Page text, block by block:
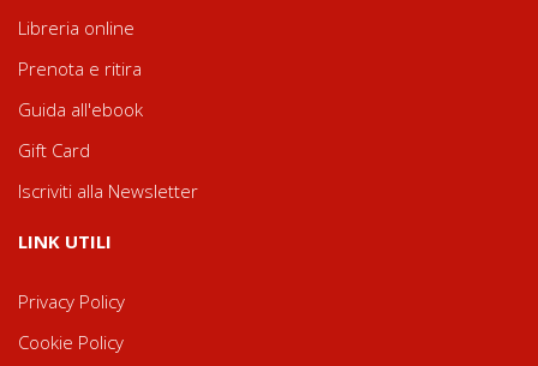
Libreria online
Prenota e ritira
Guida all'ebook
Gift Card
Iscriviti alla Newsletter
LINK UTILI
Privacy Policy
Cookie Policy